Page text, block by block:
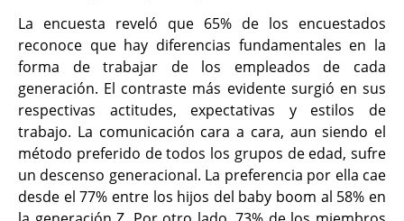
La encuesta reveló que 65% de los encuestados
reconoce que hay diferencias fundamentales en la
forma de trabajar de los empleados de cada
generación. El contraste más evidente surgió en sus
respectivas actitudes, expectativas y estilos de
trabajo. La comunicación cara a cara, aun siendo el
método preferido de todos los grupos de edad, sufre
un descenso generacional. La preferencia por ella cae
desde el 77% entre los hijos del baby boom al 58% en